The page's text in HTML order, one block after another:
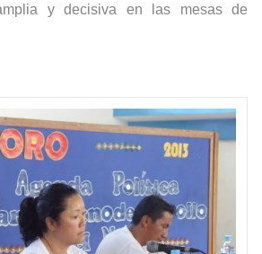
y decisiva en las mesas de